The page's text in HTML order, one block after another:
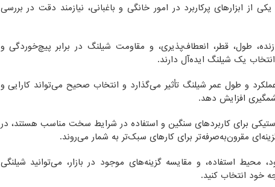
از ابزارهای پرکاربرد در امور خانگی و باغبانی، نیازمند دقت در بررسی
طول، قطر، انعطاف‌پذیری، و مقاومت شیلنگ در برابر پیچ‌خوردگی و
یک شیلنگ ایده‌آل دارند.
و طول عمر شیلنگ تأثیر می‌گذارد و انتخاب صحیح می‌تواند کارایی و
افزایش دهد.
برای کاربردهای سنگین و استفاده در شرایط سخت مناسب هستند، در
مقرون‌به‌صرفه‌تر برای کارهای سبک‌تر به شمار می‌روند.
محیط استفاده، و مقایسه گزینه‌های موجود در بازار، می‌توانید شیلنگی
خود انتخاب کنید.